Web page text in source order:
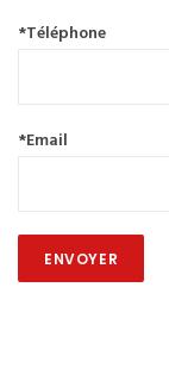
*Téléphone
*Email
ENVOYER